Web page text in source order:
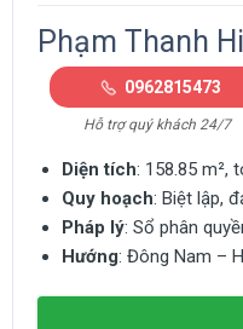
Phạm Thanh
0962815473
Hỗ trợ quý khách 24/7
Diện tích: 158.85 m²,
Quy hoạch: Biệt lập,
Pháp lý: Sổ phân
Hướng: Đông Nam –